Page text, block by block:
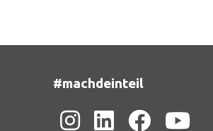
#machdeinteil